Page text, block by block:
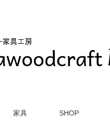
家具 SHOP